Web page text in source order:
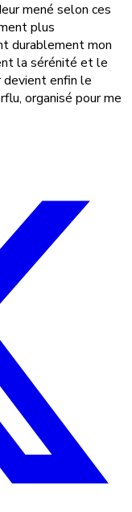
mené selon ces
plus
durablement mon
la sérénité et le
devient enfin le
organisé pour me